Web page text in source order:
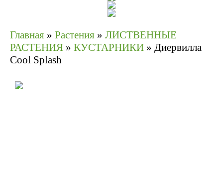
Главная » Растения » ЛИСТВЕННЫЕ
РАСТЕНИЯ » КУСТАРНИКИ » Диервилла
Cool Splash